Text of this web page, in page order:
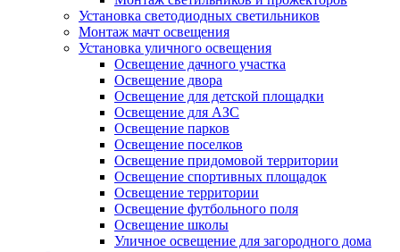
Установка светодиодных светильников
Монтаж мачт освещения
Установка уличного освещения
Освещение дачного участка
Освещение двора
Освещение для детской площадки
Освещение для АЗС
Освещение парков
Освещение поселков
Освещение придомовой территории
Освещение спортивных площадок
Освещение территории
Освещение футбольного поля
Освещение школы
Уличное освещение для загородного дома